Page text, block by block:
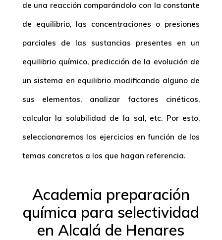
de una reacción comparándolo con la constante
de equilibrio, las concentraciones o presiones
parciales de las sustancias presentes en un
equilibrio químico, predicción de la evolución de
un sistema en equilibrio modificando alguno de
sus elementos, analizar factores cinéticos,
calcular la solubilidad de la sal, etc. Por esto,
seleccionaremos los ejercicios en función de los
temas concretos a los que hagan referencia.
Academia preparación
química para selectividad
en Alcalá de Henares